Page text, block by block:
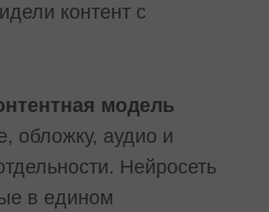
контент с
модель
обложку, аудио и
Нейросеть
в едином